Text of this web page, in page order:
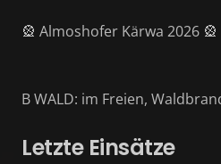
🎡 Almoshofer Kärwa 2026 🎡
B WALD: im Freien,
Letzte Einsätze